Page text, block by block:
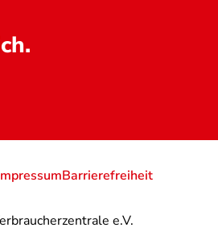
e.V.
Barrierefreiheit